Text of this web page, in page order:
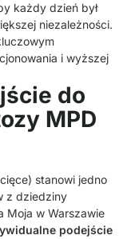
każdy dzień był
niezależności.
i wyższej
do
MPD
stanowi jedno
z dziedziny
Moja w Warszawie
podejście